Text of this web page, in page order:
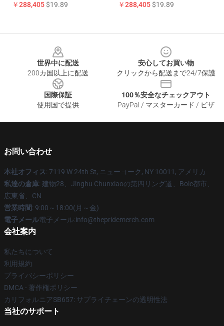
￥288,405$19.89 ￥288,405$19.89
世界中に配送
200カ国以上に配送
安心してお買い物
クリックから配送まで24/7保護
国際保証
使用国で提供
100％安全なチェックアウト
PayPal / マスターカード / ビザ
お問い合わせ
本社オフィス: 7119 W 24th St, ニューヨーク, NY 10011, アメリカ
私達の倉庫: 建物28、Jinghu Chunxiaoの第四リング道、Bole都市、
広東省、CN
営業時間: 9:00～18:00(月～金)
電子メール電子メール:info@thepridemerch.com
会社案内
私たちについて
利用規約
プライバシーポリシー
DMCA - 著作権ポリシー
カリフォルニアSB657: サプライチェーンの透明性法
当社のサポート